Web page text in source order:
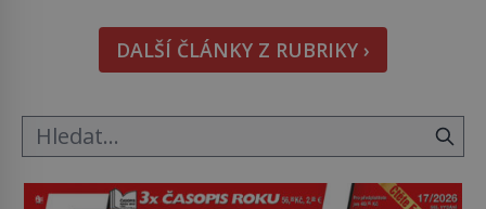
Podívat se pod hladinu a zjistit, kdo si onu
konkrétní vodní lokalitu oblíbil už dávno před
vámi. Říká se jim bioindikátory […]
DALŠÍ ČLÁNKY Z RUBRIKY ›